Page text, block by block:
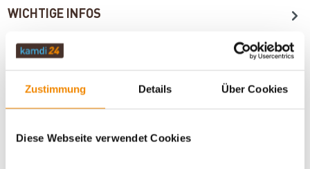
Zustimmung Details Über Cookies
Diese Webseite verwendet Cookies
WICHTIGE INFOS